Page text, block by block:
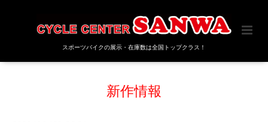
スポーツバイクの展示・在庫数は全国トップクラス！
新作情報